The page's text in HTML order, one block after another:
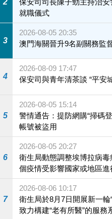
就職儀式
3
2026-08-05 20:35
澳門海關晉升9名副關務監
4
2026-08-09 17:47
保安司與青
5
2026-08-05 15:14
警情通告：提防網購“掃碼
帳號被盜用
6
2026-08-05 20:27
衛生局動態調整埃博拉病
個疫情受影響國家或地區
施
7
2026-08-06 10:17
衛生局於8月7日開展新一輪
致力構建“老有所醫”的服務